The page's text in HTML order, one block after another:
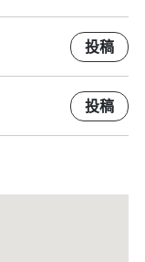
投稿
投稿